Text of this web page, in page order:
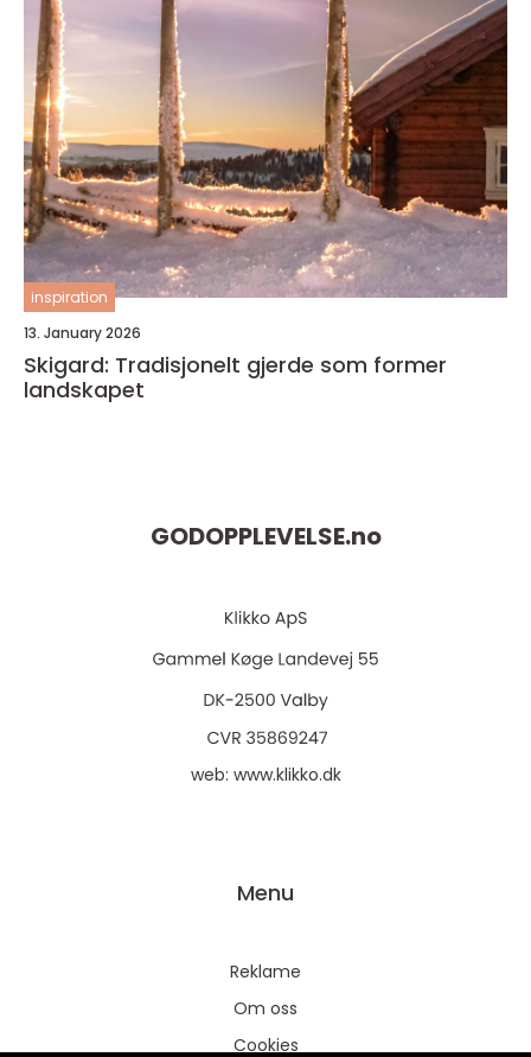
inspiration
13. January 2026
Skigard: Tradisjonelt gjerde som former
landskapet
GODOPPLEVELSE.no
web: www.klikko.dk
Menu
Reklame
Om oss
Cookies